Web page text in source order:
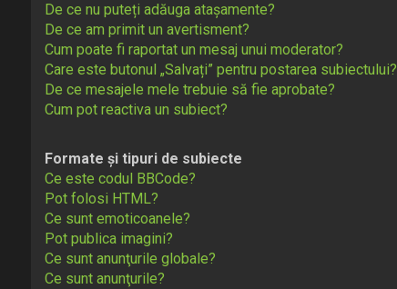
De ce nu puteți adăuga atașamente?
De ce am primit un avertisment?
Cum poate fi raportat un mesaj unui moderator?
Care este butonul „Salvați” pentru postarea subiectului?
De ce mesajele mele trebuie să fie aprobate?
Cum pot reactiva un subiect?
Formate și tipuri de subiecte
Ce este codul BBCode?
Pot folosi HTML?
Ce sunt emoticoanele?
Pot publica imagini?
Ce sunt anunţurile globale?
Ce sunt anunţurile?